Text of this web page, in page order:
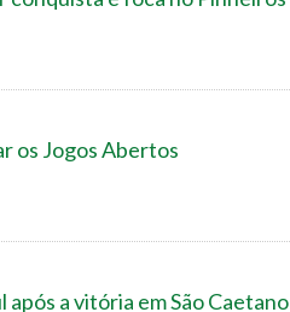
os Jogos Abertos
após a vitória em São Caetano